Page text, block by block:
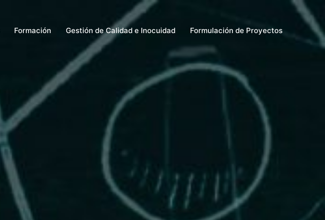
Formación Gestión de Calidad e Inocuidad Formulación de Proyectos